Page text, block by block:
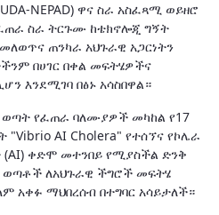
NEPAD) ዋና ስራ አስፈጻሚ ወይዘሮ
ስራ ትርጉሙ ከቴክኖሎጂ ግኝት
ጠንካራ አህጉራዊ አጋርነትን
በሀገር በቀል መፍትሄዎችና
እንደሚገባ በፅኑ አሳስበዋል።
የፈጠራ ባለሙያዎች መካከል የ17
AI Cholera" የተሰኘና የኮሌራ
ቀድሞ መተንበይ የሚያስችል ድንቅ
ወጣቶች ለአህጉራዊ ችግሮች መፍትሄ
ማህበረሰብ በተግባር አሳይታለች።